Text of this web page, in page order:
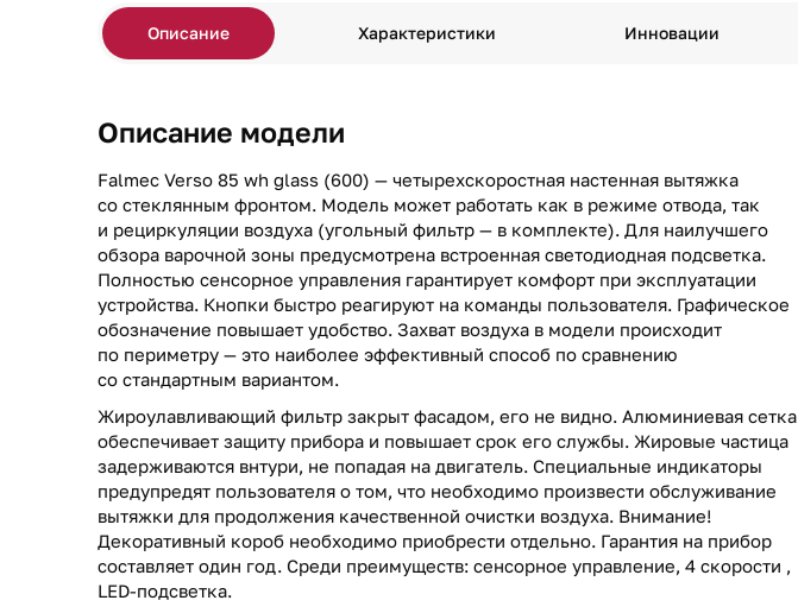
Описание Характеристики Инновации
Описание модели
Falmec Verso 85 wh glass (600) — четырехскоростная настенная вытяжка
со стеклянным фронтом. Модель может работать как в режиме отвода, так
и рециркуляции воздуха (угольный фильтр — в комплекте). Для наилучшего
обзора варочной зоны предусмотрена встроенная светодиодная подсветка.
Полностью сенсорное управления гарантирует комфорт при эксплуатации
устройства. Кнопки быстро реагируют на команды пользователя. Графическое
обозначение повышает удобство. Захват воздуха в модели происходит
по периметру — это наиболее эффективный способ по сравнению
со стандартным вариантом.
Жироулавливающий фильтр закрыт фасадом, его не видно. Алюминиевая сетка
обеспечивает защиту прибора и повышает срок его службы. Жировые частица
задерживаются внтури, не попадая на двигатель. Специальные индикаторы
предупредят пользователя о том, что необходимо произвести обслуживание
вытяжки для продолжения качественной очистки воздуха. Внимание!
Декоративный короб необходимо приобрести отдельно. Гарантия на прибор
составляет один год. Среди преимуществ: сенсорное управление, 4 скорости ,
LED-подсветка.